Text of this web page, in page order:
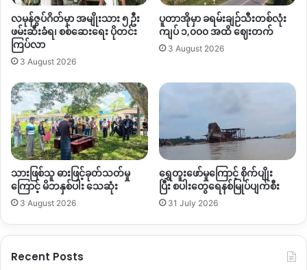
လမုန်ဇွပ်ဂိတ်မှာ အမျိုးသား ၅ ဦး
ဖမ်းဆီးခံရ၊ စစ်ဆေးရေး ပိုတင်း
ကြပ်လာ
3 August 2026
ပူတာအိုမှာ ခရမ်းချဉ်သီးတစ်လုံး
ကျပ် ၁,၀၀၀ အထိ ဈေးတက်
3 August 2026
သားဖြစ်သူ ဓားဖြင့်ခုတ်သတ်မှု
ကြောင့် မိဘနှစ်ပါး သေဆုံး
3 August 2026
ရွှေတူးဖော်မှုကြောင့် စိုက်ပျိုး
ပြီး စပါးတွေရေနစ်မြုပ်ပျက်စီး
31 July 2026
Recent Posts